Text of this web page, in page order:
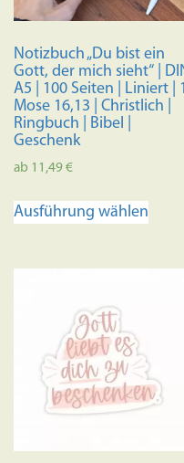
Notizbuch „Du bist ein
Gott, der mich sieht“ |
A5 | 100 Seiten | Liniert |
Mose 16,13 | Christlich |
Ringbuch | Bibel |
Geschenk
ab 11,49€
Ausführung wählen
auf